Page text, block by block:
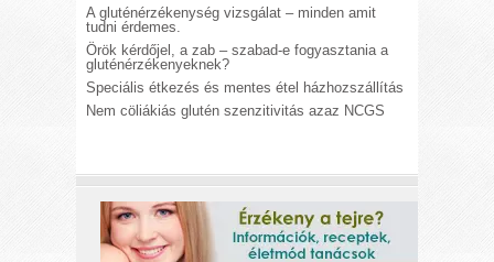
A gluténérzékenység vizsgálat – minden amit
tudni érdemes.
Örök kérdőjel, a zab – szabad-e fogyasztania a
gluténérzékenyeknek?
Speciális étkezés és mentes étel házhozszállítás
Nem cöliákiás glutén szenzitivitás azaz NCGS